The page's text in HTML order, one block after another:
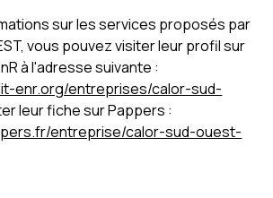
sur les services proposés par
vous pouvez visiter leur profil sur
à l'adresse suivante :
enr.org/entreprises/calor-sud-
leur fiche sur Pappers :
entreprise/calor-sud-ouest-